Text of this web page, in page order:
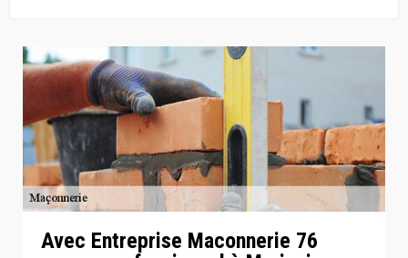
Avec Entreprise Maconnerie 76